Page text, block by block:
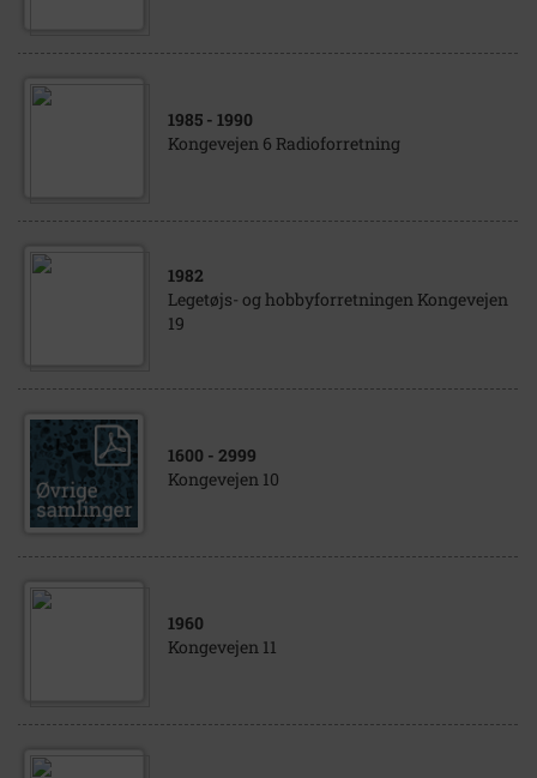
1985 - 1990
Kongevejen 6 Radioforretning
1982
Legetøjs- og hobbyforretningen Kongevejen
19
1600 - 2999
Kongevejen 10
1960
Kongevejen 11